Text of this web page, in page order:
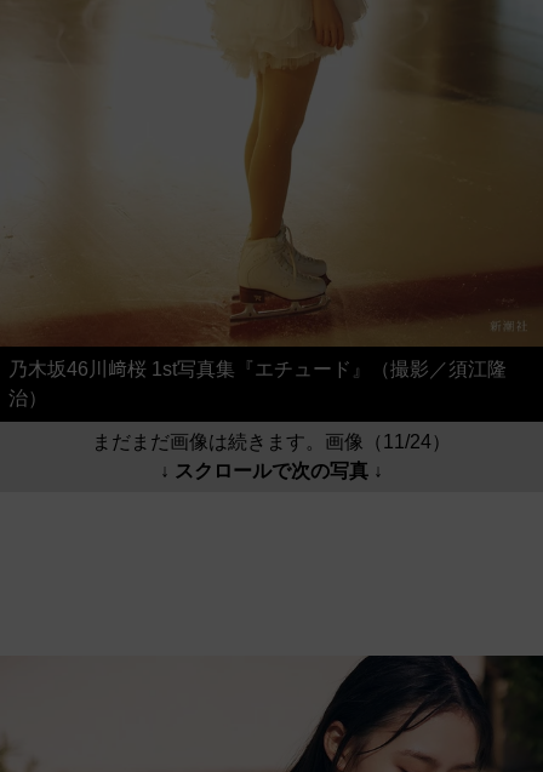
乃木坂46川﨑桜 1st写真集『エチュード』（撮影／須江隆
治）
まだまだ画像は続きます。画像（11/24）
↓ スクロールで次の写真 ↓